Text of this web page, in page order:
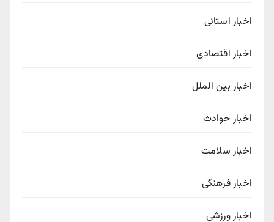
اخبار استانی
اخبار اقتصادی
اخبار بین الملل
اخبار حوادث
اخبار سلامت
اخبار فرهنگی
اخبار ورزشی